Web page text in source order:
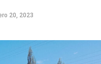
20, 2023